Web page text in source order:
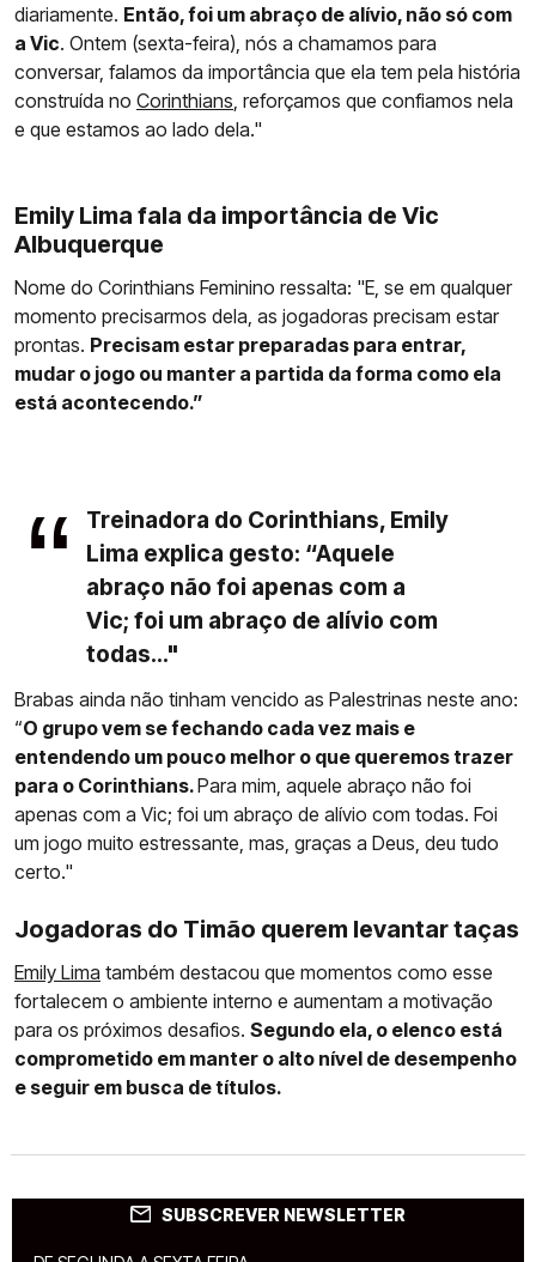
diariamente. Então, foi um abraço de alívio, não só com
a Vic. Ontem (sexta-feira), nós a chamamos para
conversar, falamos da importância que ela tem pela história
construída no Corinthians , reforçamos que confiamos nela
e que estamos ao lado dela."
Emily Lima fala da importância de Vic
Albuquerque
Nome do Corinthians Feminino ressalta: "E, se em qualquer
momento precisarmos dela, as jogadoras precisam estar
prontas. Precisam estar preparadas para entrar,
mudar o jogo ou manter a partida da forma como ela
está acontecendo.”
Treinadora do Corinthians, Emily
Lima explica gesto: “Aquele
abraço não foi apenas com a
Vic; foi um abraço de alívio com
todas..."
Brabas ainda não tinham vencido as Palestrinas neste ano:
“O grupo vem se fechando cada vez mais e
entendendo um pouco melhor o que queremos trazer
para o Corinthians.Para mim, aquele abraço não foi
apenas com a Vic; foi um abraço de alívio com todas. Foi
um jogo muito estressante, mas, graças a Deus, deu tudo
certo."
Jogadoras do Timão querem levantar taças
Emily Lima também destacou que momentos como esse
fortalecem o ambiente interno e aumentam a motivação
para os próximos desafios. Segundo ela, o elenco está
comprometido em manter o alto nível de desempenho
e seguir em busca de títulos.
SUBSCREVER NEWSLETTER